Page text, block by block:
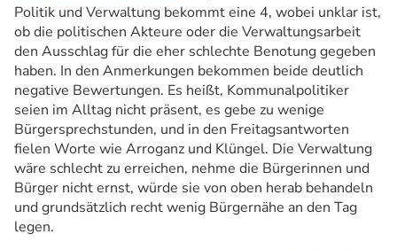
Politik und Verwaltung bekommt eine 4, wobei unklar ist,
ob die politischen Akteure oder die Verwaltungsarbeit
den Ausschlag für die eher schlechte Benotung gegeben
haben. In den Anmerkungen bekommen beide deutlich
negative Bewertungen. Es heißt, Kommunalpolitiker
seien im Alltag nicht präsent, es gebe zu wenige
Bürgersprechstunden, und in den Freitagsantworten
fielen Worte wie Arroganz und Klüngel. Die Verwaltung
wäre schlecht zu erreichen, nehme die Bürgerinnen und
Bürger nicht ernst, würde sie von oben herab behandeln
und grundsätzlich recht wenig Bürgernähe an den Tag
legen.